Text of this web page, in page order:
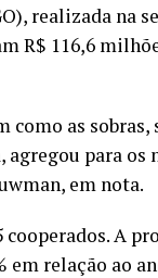
realizada na
R$ 116,6
como as
para os
em nota.
A
relação ao